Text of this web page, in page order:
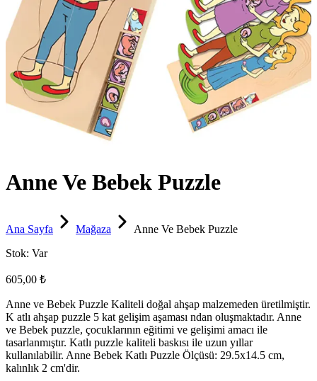
Anne Ve Bebek Puzzle
Ana Sayfa Mağaza
Anne Ve Bebek Puzzle
Stok: Var
605,00 ₺
Anne ve Bebek Puzzle Kaliteli doğal ahşap malzemeden üretilmiştir.
K atlı ahşap puzzle 5 kat gelişim aşaması ndan oluşmaktadır. Anne
ve Bebek puzzle, çocuklarının eğitimi ve gelişimi amacı ile
tasarlanmıştır. Katlı puzzle kaliteli baskısı ile uzun yıllar
kullanılabilir. Anne Bebek Katlı Puzzle Ölçüsü: 29.5x14.5 cm,
kalınlık 2 cm'dir.